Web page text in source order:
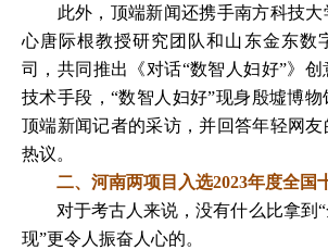
此外，顶端新闻还携手南方科技大
心唐际根教授研究团队和山东金东数
司，共同推出《对话“数智人妇好”》
技术手段，“数智人妇好”现身殷墟博
顶端新闻记者的采访，并回答年轻网
热议。
二、河南两项目入选2023年度全国
对于考古人来说，没有什么比拿到“
现”更令人振奋人心的。